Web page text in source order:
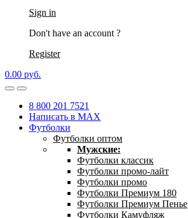
Sign in
Don't have an account ?
Register
0.00 руб.
8 800 201 7521
Написать в MAX
Футболки
Футболки оптом
Мужские:
Футболки классик
Футболки промо-лайт
Футболки промо
Футболки Премиум 180
Футболки Премиум Пенье
Футболки Камуфляж